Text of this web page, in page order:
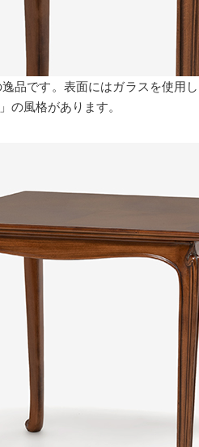
品です。表面にはガラスを使用
の風格があります。